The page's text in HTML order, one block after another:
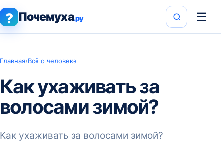
? Почемуха.ру ☰
Главная›Всё о человеке
Как ухаживать за
волосами зимой?
Как ухаживать за волосами зимой?